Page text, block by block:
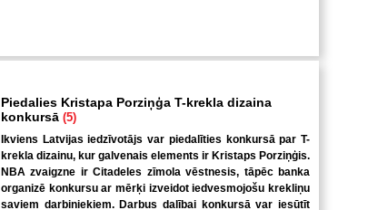
Piedalies Kristapa Porziņģa T-krekla dizaina
konkursā (5)
Ikviens Latvijas iedzīvotājs var piedalīties konkursā par T-
krekla dizainu, kur galvenais elements ir Kristaps Porziņģis.
NBA zvaigzne ir Citadeles zīmola vēstnesis, tāpēc banka
organizē konkursu ar mērķi izveidot iedvesmojošu krekliņu
saviem darbiniekiem. Darbus dalībai konkursā var iesūtīt